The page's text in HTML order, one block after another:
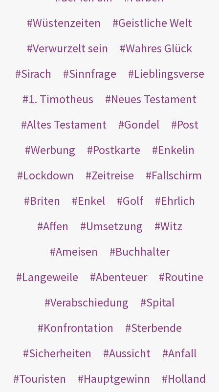
Wüstenzeiten
Geistliche Welt
Verwurzelt sein
Wahres Glück
Sirach
Sinnfrage
Lieblingsverse
1. Timotheus
Neues Testament
Altes Testament
Gondel
Post
Werbung
Postkarte
Enkelin
Lockdown
Zeitreise
Fallschirm
Briten
Enkel Golf
Ehrlich
Affen
Umsetzung
Witz
Ameisen
Buchhalter
Langeweile
Abenteuer
Routine
Verabschiedung
Spital
Konfrontation
Sterbende
Sicherheiten
Aussicht
Anfall
Touristen
Hauptgewinn Holland